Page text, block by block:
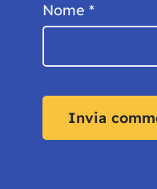
Nome *